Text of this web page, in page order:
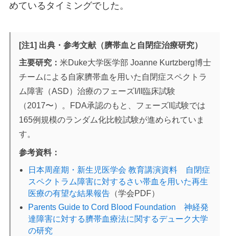
めているタイミングでした。
[注1] 出典・参考文献（臍帯血と自閉症治療研究）
主要研究： 米Duke大学医学部 Joanne Kurtzberg博士
チームによる自家臍帯血を用いた自閉症スペクトラ
ム障害（ASD）治療のフェーズI/II臨床試験
（2017〜）。FDA承認のもと、フェーズII試験では
165例規模のランダム化比較試験が進められていま
す。
参考資料：
日本周産期・新生児医学会 教育講演資料 自閉症
スペクトラム障害に対するさい帯血を用いた再生
医療の有望な結果報告（学会PDF）
Parents Guide to Cord Blood Foundation 神経発
達障害に対する臍帯血療法に関するデューク大学
の研究